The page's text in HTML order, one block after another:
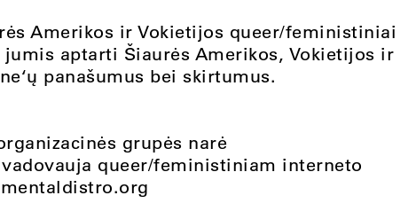
Amerikos ir Vokietijos queer/feministiniai
aptarti Šiaurės Amerikos, Vokietijos ir
panašumus bei skirtumus.
grupės narė
queer/feministiniam interneto